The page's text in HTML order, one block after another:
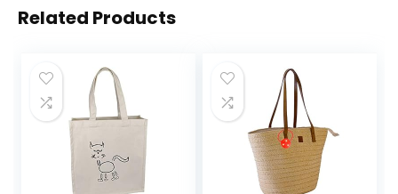
Related Products